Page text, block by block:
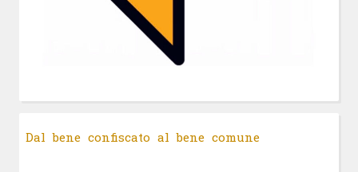
Dal bene confiscato al bene comune